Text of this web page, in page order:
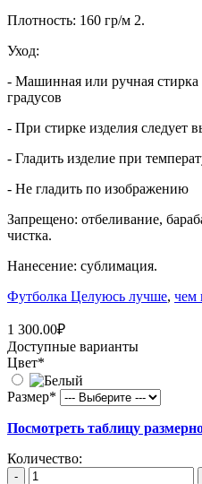
Плотность: 160 гр/м 2.
Уход:
- Машинная или ручная
градусов
- При стирке изделия следует
- Гладить изделие при
- Не гладить по изображению
Запрещено: отбеливание,
чистка.
Нанесение: сублимация.
Футболка Целуюсь лучше, чем
1 300.00₽
Доступные варианты
Цвет*
Размер*
Посмотреть таблицу
Количество:
-